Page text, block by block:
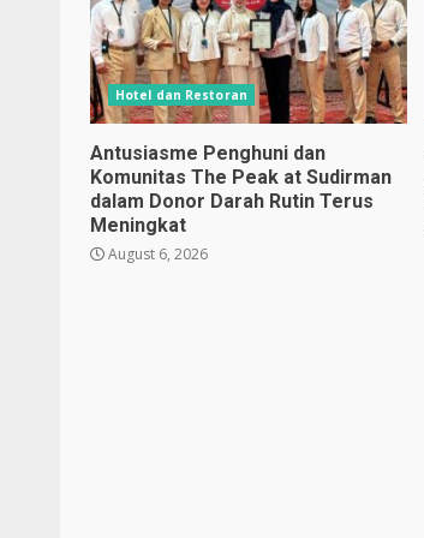
Hotel dan Restoran
Antusiasme Penghuni dan
Komunitas The Peak at Sudirman
dalam Donor Darah Rutin Terus
Meningkat
August 6, 2026